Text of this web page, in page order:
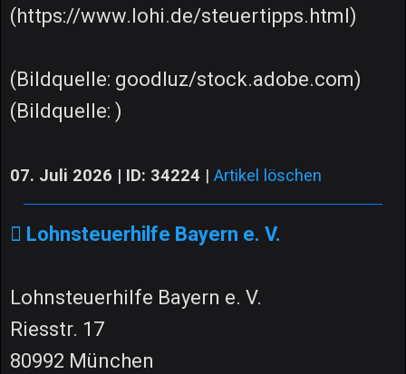
(https://www.lohi.de/steuertipps.html)
(Bildquelle: goodluz/stock.adobe.com)
(Bildquelle: )
07. Juli 2026 | ID: 34224 | Artikel löschen
Lohnsteuerhilfe Bayern e. V.
Lohnsteuerhilfe Bayern e. V.
Riesstr. 17
80992 München